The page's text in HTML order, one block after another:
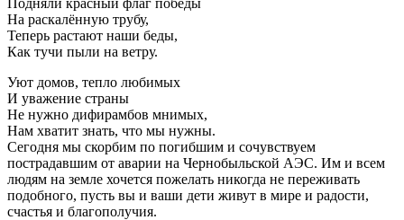
На раскалённую трубу,
Теперь растают наши беды,
Как тучи пыли на ветру.
Уют домов, тепло любимых
И уважение страны
Не нужно дифирамбов мнимых,
Нам хватит знать, что мы нужны.
Сегодня мы скорбим по погибшим и сочувствуем
пострадавшим от аварии на Чернобыльской АЭС. Им и всем
людям на земле хочется пожелать никогда не переживать
подобного, пусть вы и ваши дети живут в мире и радости,
счастья и благополучия.